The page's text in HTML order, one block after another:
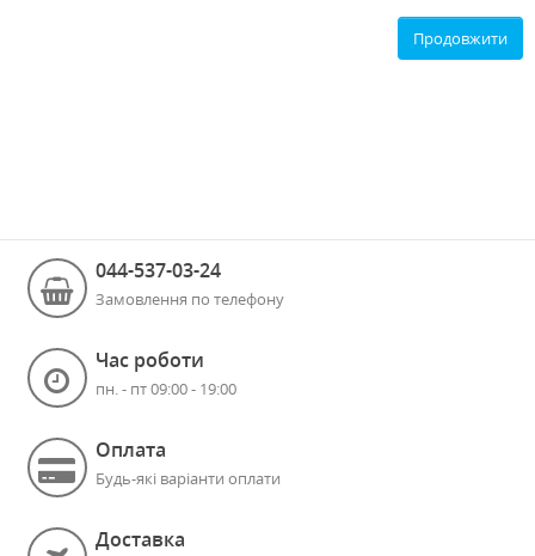
Продовжити
044-537-03-24
Замовлення по телефону
Час роботи
пн. - пт 09:00 - 19:00
Оплата
Будь-які варіанти оплати
Доставка